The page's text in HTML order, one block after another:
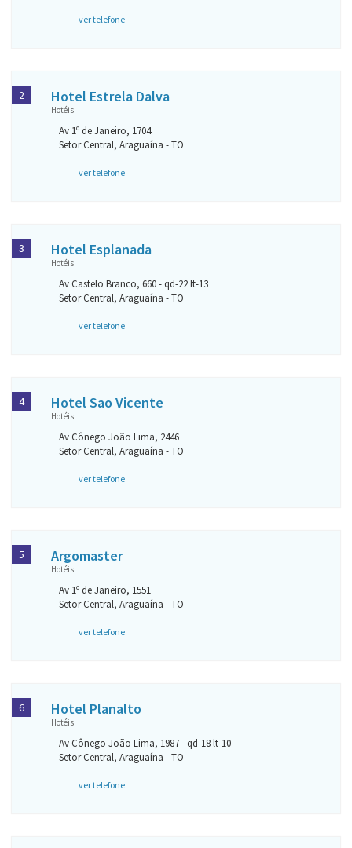
ver telefone
Hotel Estrela Dalva
Hotéis
Av 1º de Janeiro, 1704
Setor Central, Araguaína - TO
ver telefone
2
Hotel Esplanada
Hotéis
Av Castelo Branco, 660 - qd-22 lt-13
Setor Central, Araguaína - TO
ver telefone
3
Hotel Sao Vicente
Hotéis
Av Cônego João Lima, 2446
Setor Central, Araguaína - TO
ver telefone
4
Argomaster
Hotéis
Av 1º de Janeiro, 1551
Setor Central, Araguaína - TO
ver telefone
5
Hotel Planalto
Hotéis
Av Cônego João Lima, 1987 - qd-18 lt-10
Setor Central, Araguaína - TO
ver telefone
6